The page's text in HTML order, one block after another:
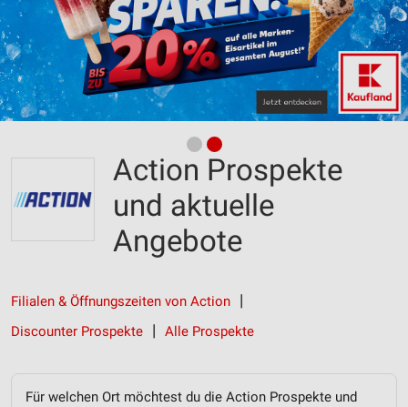
Action Prospekte
und aktuelle
Angebote
Filialen & Öffnungszeiten von Action
Discounter Prospekte
Alle Prospekte
Für welchen Ort möchtest du die Action Prospekte und